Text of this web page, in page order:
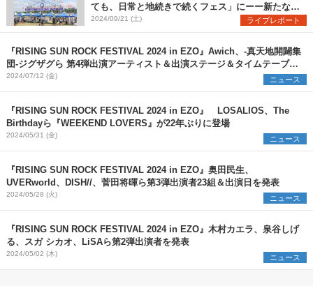
ても、日常と地続きで続くフェス」にーー新たな価
値観が生まれた『RISING SUN ROCK FESTIVAL
2024 in EZO』を振り返る
2024/09/21 (土) ライブレポート
『RISING SUN ROCK FESTIVAL 2024 in EZO』Awich、-真天地開闢集
団-ジグザグら 第4弾出演アーティスト＆出演ステージ＆タイムテーブル
を発表
2024/07/12 (金) ニュース
『RISING SUN ROCK FESTIVAL 2024 in EZO』 LOSALIOS、The
Birthdayら『WEEKEND LOVERS』が22年ぶりに登場
2024/05/31 (金) ニュース
『RISING SUN ROCK FESTIVAL 2024 in EZO』奥田民生、
UVERworld、DISH//、菅田将暉ら第3弾出演者23組＆出演日を発表
2024/05/28 (火) ニュース
『RISING SUN ROCK FESTIVAL 2024 in EZO』木村カエラ、泉谷しげ
る、スガ シカオ、LiSAら第2弾出演者を発表
2024/05/02 (木) ニュース